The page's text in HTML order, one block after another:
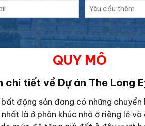
QUY MÔ
chi tiết về Dự án The Long
động sản đang có những
là ở phân khúc nhà ở riêng lẻ